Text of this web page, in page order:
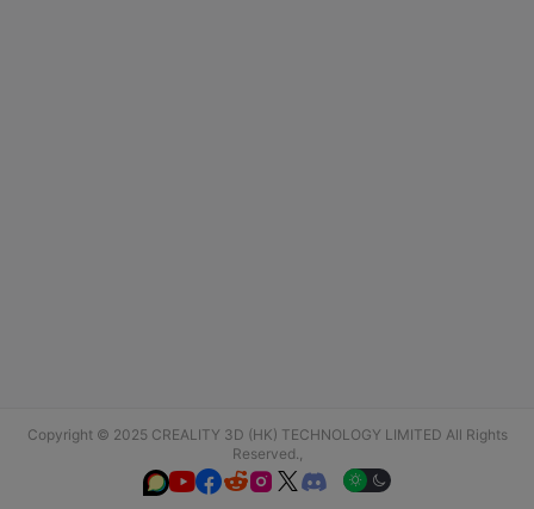
Copyright © 2025 CREALITY 3D (HK) TECHNOLOGY LIMITED All Rights
Reserved.,
  